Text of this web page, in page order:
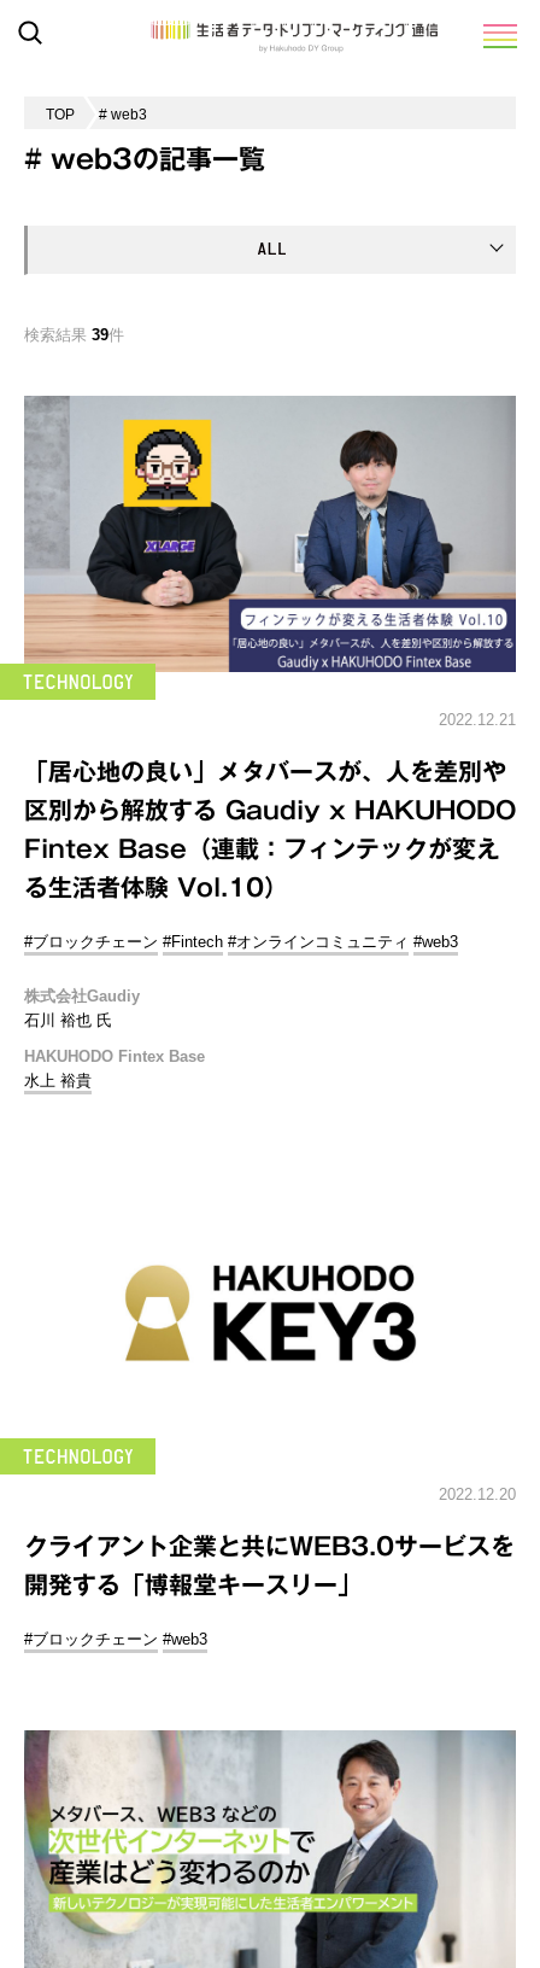
TOP # web3
# web3の記事一覧
検索結果 39件
2022.12.21
「居心地の良い」メタバースが、人を差別や
区別から解放する Gaudiy x HAKUHODO
Fintex Base（連載：フィンテックが変え
る生活者体験 Vol.10）
#ブロックチェーン #Fintech #オンラインコミュニティ #web3
株式会社Gaudiy
石川 裕也 氏
HAKUHODO Fintex Base
水上 裕貴
2022.12.20
クライアント企業と共にWEB3.0サービスを
開発する「博報堂キースリー」
#ブロックチェーン #web3